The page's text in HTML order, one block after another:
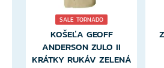
SALE TORNADO
KOŠEĽA GEOFF
ANDERSON ZULO II
KRÁTKY RUKÁV ZELENÁ